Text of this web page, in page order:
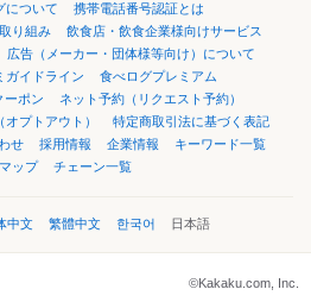
について
携帯電話番号認証とは
り組み
飲食店・飲食企業様向けサービス
広告（メーカー・団体様等向け）について
ガイドライン
食べログプレミアム
ーポン
ネット予約（リクエスト予約）
プトアウト）
特定商取引法に基づく表記
せ 採用情報 企業情報
キーワード一覧
ップ
チェーン一覧
中文 繁體中文 한국어 日本語
©Kakaku.com, Inc.